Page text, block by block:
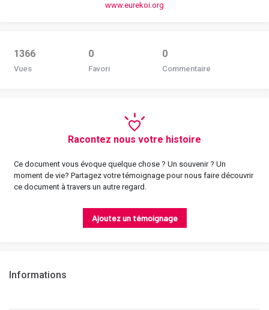
Informations
www.eurekoi.org
1366
Vues
0
Favori
0
Commentaire
Racontez nous votre histoire
Ce document vous évoque quelque chose ? Un souvenir ? Un
moment de vie? Partagez votre témoignage pour nous faire découvrir
ce document à travers un autre regard.
Ajoutez un témoignage